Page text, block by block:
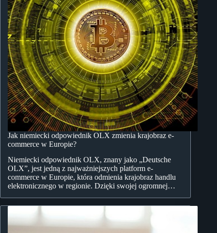
Jak niemiecki odpowiednik OLX zmienia krajobraz e-
commerce w Europie?
Niemiecki odpowiednik OLX, znany jako „Deutsche
OLX”, jest jedną z najważniejszych platform e-
commerce w Europie, która odmienia krajobraz handlu
elektronicznego w regionie. Dzięki swojej ogromnej…